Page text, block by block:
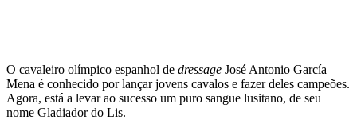
O cavaleiro olímpico espanhol de dressage José Antonio García
Mena é conhecido por lançar jovens cavalos e fazer deles campeões.
Agora, está a levar ao sucesso um puro sangue lusitano, de seu
nome Gladiador do Lis.